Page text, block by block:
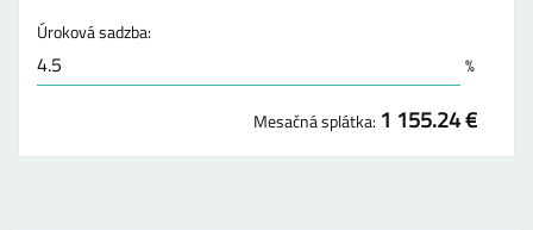
Úroková sadzba:
%
Mesačná splátka: 1 155.24 €